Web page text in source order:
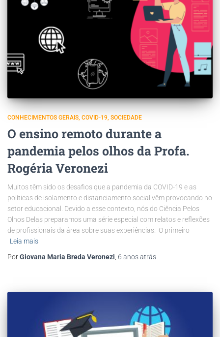
CONHECIMENTOS GERAIS COVID-19 SOCIEDADE
O ensino remoto durante a
pandemia pelos olhos da Profa.
Rogéria Veronezi
Muitos têm sido os desafios que a pandemia da COVID-19 e as
políticas de isolamento e distanciamento social vêm provocando no
setor educacional. Devido a esse contexto, nós do Ciência Pelos
Olhos Delas preparamos uma série especial com relatos e reflexões
de profissionais da área sobre suas experiências. O primeiro
Leia mais
PorGiovana Maria Breda Veronezi 6 anosatrás